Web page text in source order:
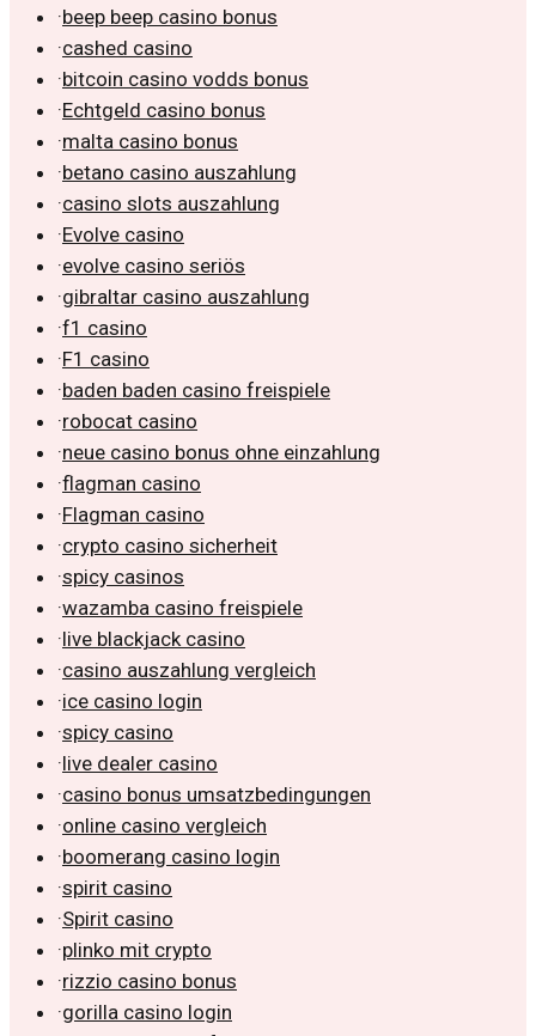
·beep beep casino bonus
·cashed casino
·bitcoin casino vodds bonus
·Echtgeld casino bonus
·malta casino bonus
·betano casino auszahlung
·casino slots auszahlung
·Evolve casino
·evolve casino seriös
·gibraltar casino auszahlung
·f1 casino
·F1 casino
·baden baden casino freispiele
·robocat casino
·neue casino bonus ohne einzahlung
·flagman casino
·Flagman casino
·crypto casino sicherheit
·spicy casinos
·wazamba casino freispiele
·live blackjack casino
·casino auszahlung vergleich
·ice casino login
·spicy casino
·live dealer casino
·casino bonus umsatzbedingungen
·online casino vergleich
·boomerang casino login
·spirit casino
·Spirit casino
·plinko mit crypto
·rizzio casino bonus
·gorilla casino login